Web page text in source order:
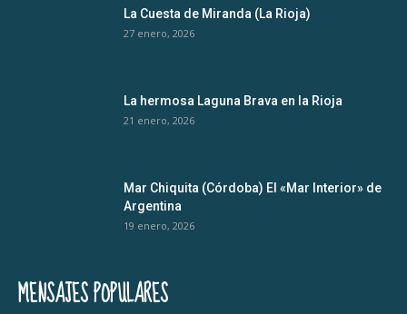
La Cuesta de Miranda (La Rioja)
27 enero, 2026
La hermosa Laguna Brava en la Rioja
21 enero, 2026
Mar Chiquita (Córdoba) El «Mar Interior» de
Argentina
19 enero, 2026
MENSAJES POPULARES